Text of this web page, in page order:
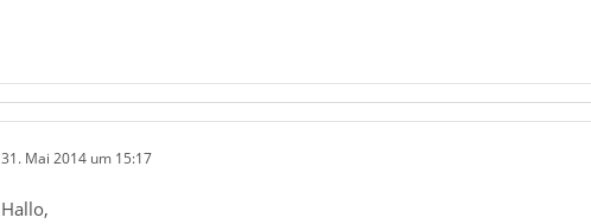
31. Mai 2014 um 15:17
Hallo,